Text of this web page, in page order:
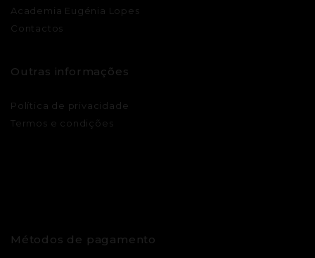
Academia Eugénia Lopes
Contactos
Outras informações
Política de privacidade
Termos e condições
Métodos de pagamento